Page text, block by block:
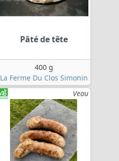
Pâté de tête
400 g
La Ferme Du Clos Simonin
Veau